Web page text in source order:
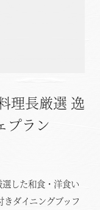
理長厳選 逸
プラン
した和食・洋食い
ダイニングブッフ